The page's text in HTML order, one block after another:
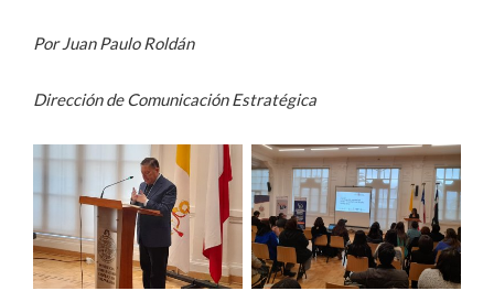
Por Juan Paulo Roldán
Dirección de Comunicación Estratégica